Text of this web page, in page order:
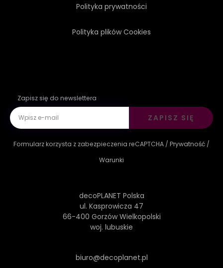
Polityka prywatności
Polityka plików Cookies
Zapisz się do newslettera
ZAPISZ SIĘ
Formularz korzysta z zabezpieczenia reCAPTCHA / Prywatność /
Warunki
decoPLANET Polska
ul. Kasprowicza 47
66-400 Gorzów Wielkopolski
woj. lubuskie
biuro@decoplanet.pl